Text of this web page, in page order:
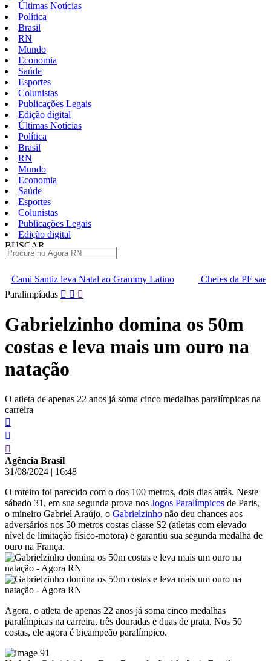
Últimas Notícias
Política
Brasil
RN
Mundo
Economia
Saúde
Esportes
Colunistas
Publicações Legais
Edição digital
Últimas Notícias
Política
Brasil
RN
Mundo
Economia
Saúde
Esportes
Colunistas
Publicações Legais
Edição digital
BUSCAR
ao Grammy Latino
Chefes da PF saem em defesa de Andrei
Pular
conteúdo
Paralimpíadas
Gabrielzinho domina os 50m
costas e leva mais um ouro na
natação
O atleta de apenas 22 anos já soma cinco medalhas paralímpicas na
carreira
Agência Brasil
31/08/2024 | 16:48
O roteiro foi parecido com o dos 100 metros, dois dias atrás. Neste
sábado 31, em sua segunda prova nos Jogos Paralímpicos de Paris,
o mineiro Gabriel Araújo, o Gabrielzinho não deu chances aos
adversários nos 50 metros costas classe S2 (atletas com elevado
nível de limitação físico-motora) e garantiu sua segunda medalha de
ouro na França.
Agora, o atleta de apenas 22 anos já soma cinco medalhas
paralímpicas na carreira, três douradas e duas de prata. Nos 50
costas, ele agora é bicampeão paralímpico.